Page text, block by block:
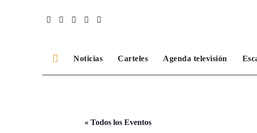
Noticias Carteles Agenda televisión
« Todos los Eventos